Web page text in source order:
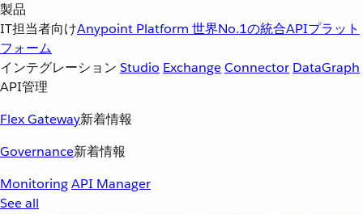
製品
IT担当者向けAnypoint Platform 世界No.1の統合APIプラット
フォーム
インテグレーション Studio ExchangeConnector DataGraph
API管理
Flex Gateway新着情報
Governance新着情報
MonitoringAPI Manager
See all